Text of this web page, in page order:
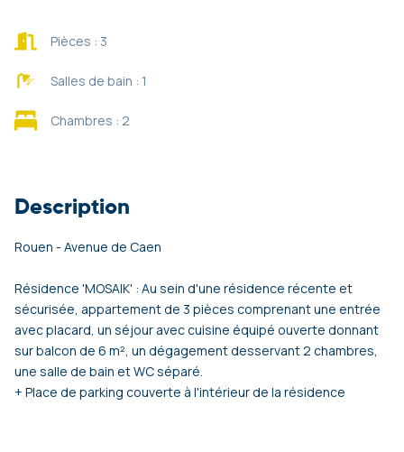
Pièces : 3
Salles de bain : 1
Chambres : 2
Description
Rouen - Avenue de Caen
Résidence 'MOSAIK' : Au sein d'une résidence récente et
sécurisée, appartement de 3 pièces comprenant une entrée
avec placard, un séjour avec cuisine équipé ouverte donnant
sur balcon de 6 m², un dégagement desservant 2 chambres,
une salle de bain et WC séparé.
+ Place de parking couverte à l'intérieur de la résidence